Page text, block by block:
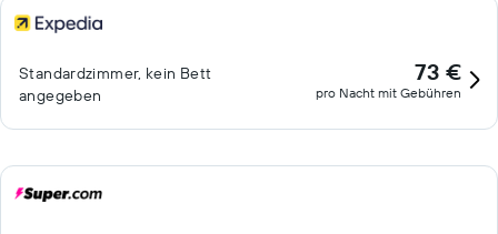
Standardzimmer, kein Bett
angegeben
73 €
pro Nacht mit Gebühren